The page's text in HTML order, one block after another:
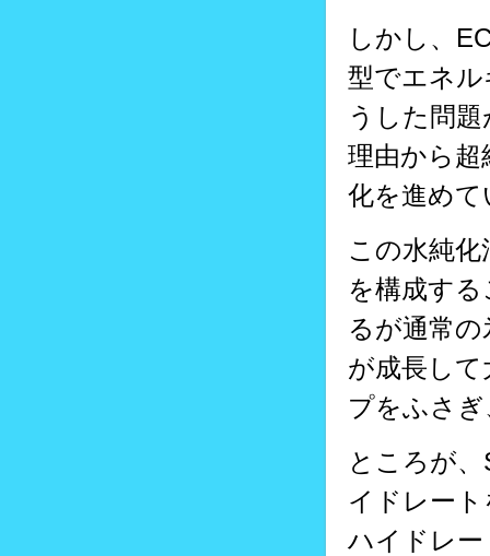
しかし、
型でエネ
うした問
理由から超
化を進め
この水純
を構成す
るが通常
が成長し
プをふさ
ところが
イドレー
ハイドレ